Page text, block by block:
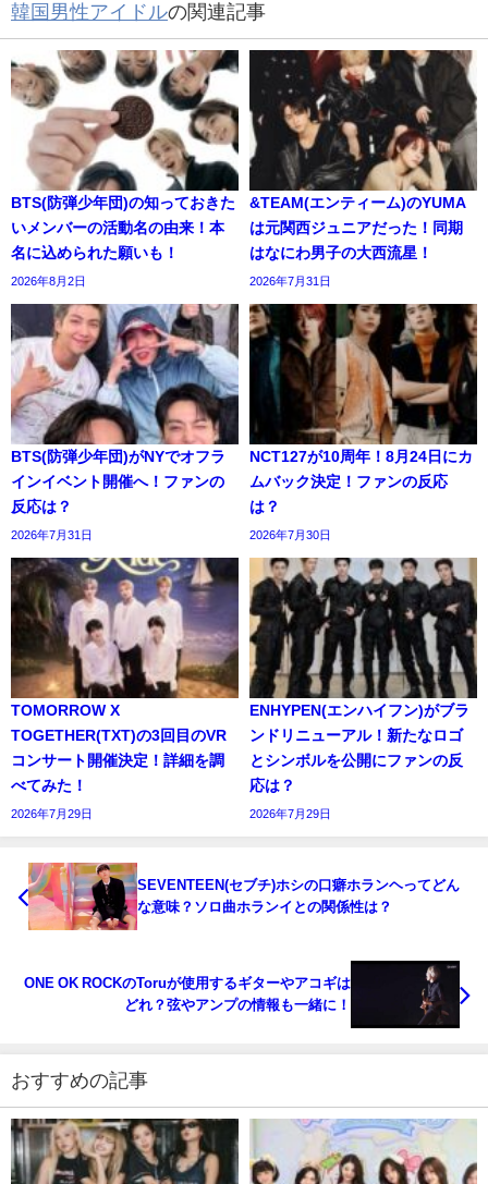
韓国男性アイドルの関連記事
BTS(防弾少年団)の知っておきた
いメンバーの活動名の由来！本
名に込められた願いも！
2026年8月2日
&TEAM(エンティーム)のYUMA
は元関西ジュニアだった！同期
はなにわ男子の大西流星！
2026年7月31日
BTS(防弾少年団)がNYでオフラ
インイベント開催へ！ファンの
反応は？
2026年7月31日
NCT127が10周年！8月24日にカ
ムバック決定！ファンの反応
は？
2026年7月30日
TOMORROW X
TOGETHER(TXT)の3回目のVR
コンサート開催決定！詳細を調
べてみた！
2026年7月29日
ENHYPEN(エンハイフン)がブラ
ンドリニューアル！新たなロゴ
とシンボルを公開にファンの反
応は？
2026年7月29日
SEVENTEEN(セブチ)ホシの口癖ホランヘってどん
な意味？ソロ曲ホランイとの関係性は？
ONE OK ROCKのToruが使用するギターやアコギは
どれ？弦やアンプの情報も一緒に！
おすすめの記事